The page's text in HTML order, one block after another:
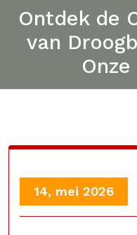
Ontdek de
van
14, mei 2026